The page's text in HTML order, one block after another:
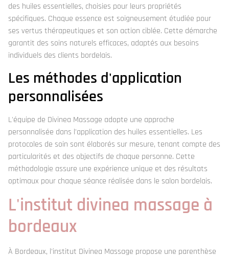
des huiles essentielles, choisies pour leurs propriétés
spécifiques. Chaque essence est soigneusement étudiée pour
ses vertus thérapeutiques et son action ciblée. Cette démarche
garantit des soins naturels efficaces, adaptés aux besoins
individuels des clients bordelais.
Les méthodes d'application
personnalisées
L'équipe de Divinea Massage adopte une approche
personnalisée dans l'application des huiles essentielles. Les
protocoles de soin sont élaborés sur mesure, tenant compte des
particularités et des objectifs de chaque personne. Cette
méthodologie assure une expérience unique et des résultats
optimaux pour chaque séance réalisée dans le salon bordelais.
L'institut divinea massage à
bordeaux
À Bordeaux, l'institut Divinea Massage propose une parenthèse